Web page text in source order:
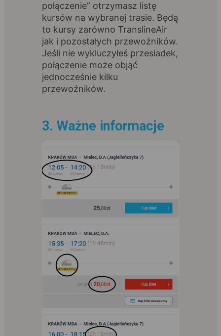
połączenie” otrzymasz listę
kursów na wybranej trasie. Będą
to kursy zarówno TranslineAir
jak i pozostałych przewoźników.
Jeśli nie wykluczyłeś przesiadek,
połączenie może objąć
jednocześnie kilku
przewoźników.
3. Ważne informacje